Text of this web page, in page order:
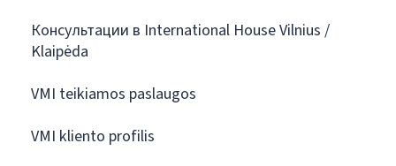
Консультации в International House Vilnius /
Klaipėda
VMI teikiamos paslaugos
VMI kliento profilis